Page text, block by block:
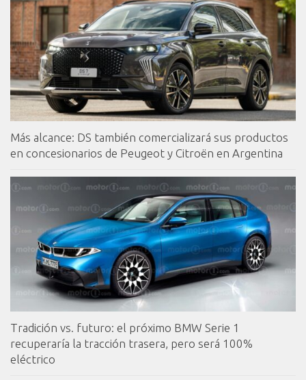
Más alcance: DS también comercializará sus productos
en concesionarios de Peugeot y Citroën en Argentina
Tradición vs. futuro: el próximo BMW Serie 1
recuperaría la tracción trasera, pero será 100%
eléctrico